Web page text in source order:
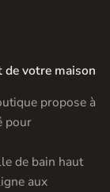
de votre maison
propose à
pour
de bain haut
aux